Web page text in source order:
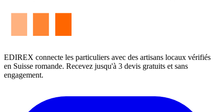
EDIREX connecte les particuliers avec des artisans locaux vérifiés
en Suisse romande. Recevez jusqu'à 3 devis gratuits et sans
engagement.